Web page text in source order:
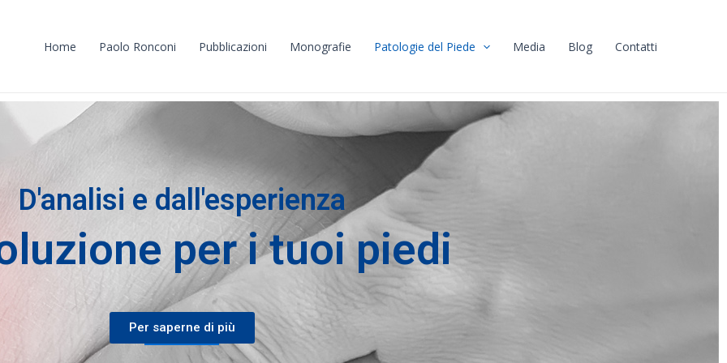
Home Paolo Ronconi Pubblicazioni Monografie Patologie del Piede Media Blog Contatti
D'analisi e dall'esperienza
per i tuoi piedi
Per saperne di più